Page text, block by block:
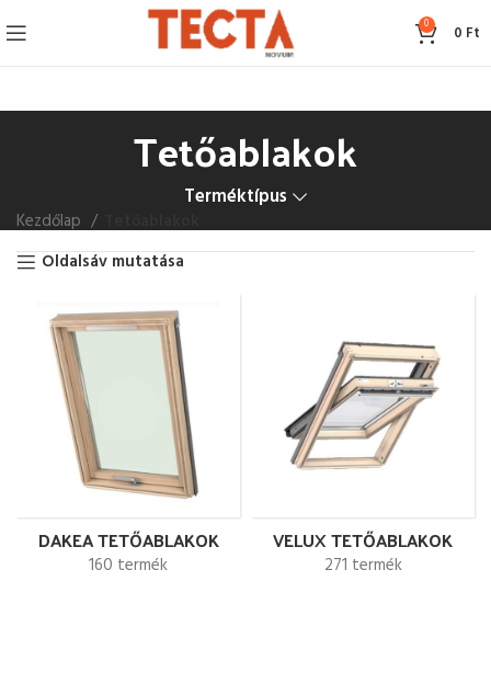
0 0 Ft
Tetőablakok
Terméktípus
Kezdőlap
Oldalsáv mutatása
DAKEA TETŐABLAKOK
160 termék
VELUX TETŐABLAKOK
271 termék